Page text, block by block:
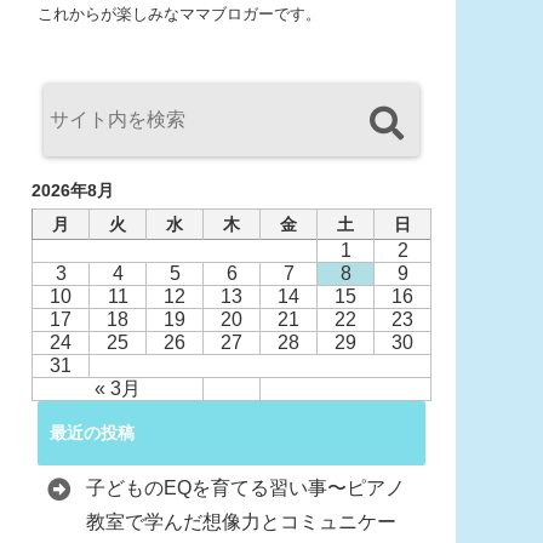
これからが楽しみなママブロガーです。
2026年8月
月
火 水 木 金 土 日
« 3月
1
2
3
4 5 6 7 8
9
10
11 12 13 14 15
16
17
18 19 20 21 22
23
24
25 26 27 28 29
30
31
最近の投稿
子どものEQを育てる習い事〜ピアノ
教室で学んだ想像力とコミュニケー